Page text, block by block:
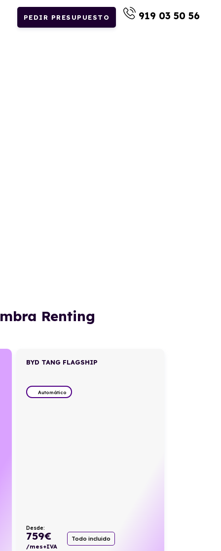
PEDIR PRESUPUESTO 919 03 50 56
Renting
BYD TANG FLAGSHIP
Automático
Desde:
759€
/mes+IVA
Todo incluido